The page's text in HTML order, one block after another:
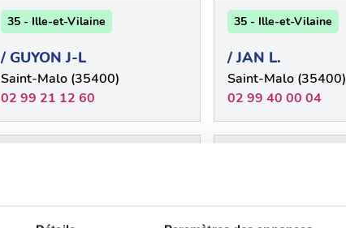
35 - Ille-et-Vilaine
/ GUYON J-L
Saint-Malo (35400)
02 99 21 12 60
35 - Ille-et-Vilaine
/ JAN L.
Saint-Malo (35400)
02 99 40 00 04